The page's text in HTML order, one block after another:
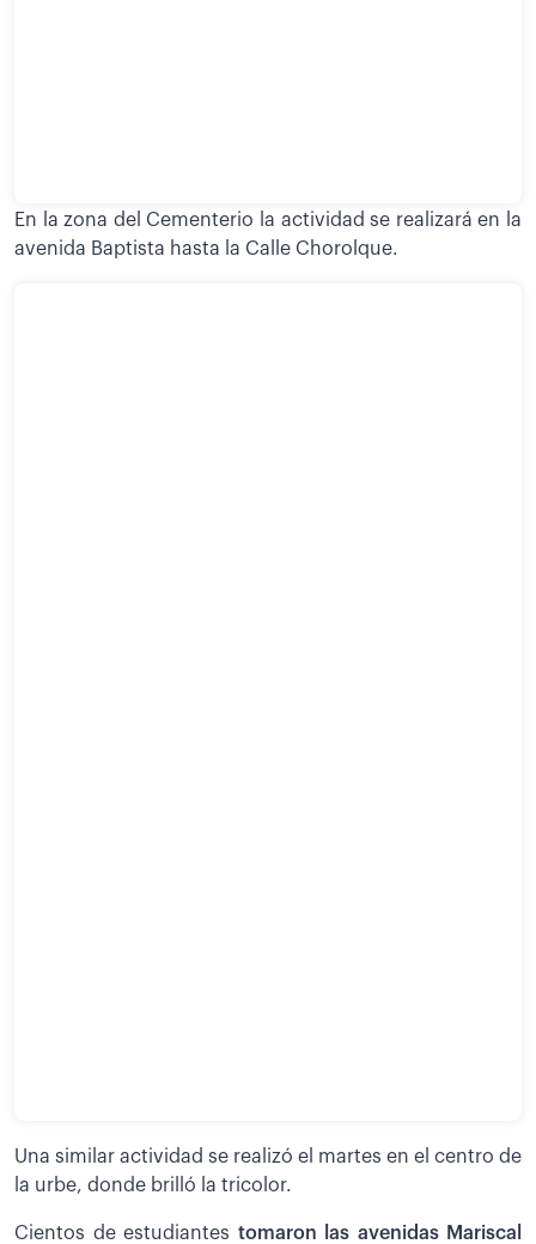
En la zona del Cementerio la actividad se realizará en la
avenida Baptista hasta la Calle Chorolque.
Una similar actividad se realizó el martes en el centro de
la urbe, donde brilló la tricolor.
Cientos de estudiantes tomaron las avenidas Mariscal